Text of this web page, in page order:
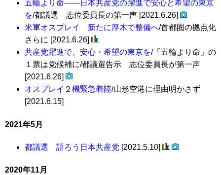
五輪より命――日本共産党の躍進で安心と希望の東京
を/都議選 志位委員長の第一声 [2021.6.26]
米軍オスプレイ 新たに厚木で整備へ/首都圏の拠点化
さらに [2021.6.26]
共産党躍進で、安心・希望の東京を/「五輪より命」の
１票は党候補に/都議選告示 志位委員長が第一声
[2021.6.26]
オスプレイ２機緊急着陸/山形空港に理由明かさず
[2021.6.15]
2021年5月
都議選 語ろう日本共産党 [2021.5.10]
2020年11月